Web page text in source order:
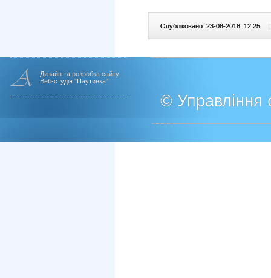
Опубліковано: 23-08-2018, 12:25 |
Дизайн та розробка сайту
Веб-студія "Паутинка"
© Управління